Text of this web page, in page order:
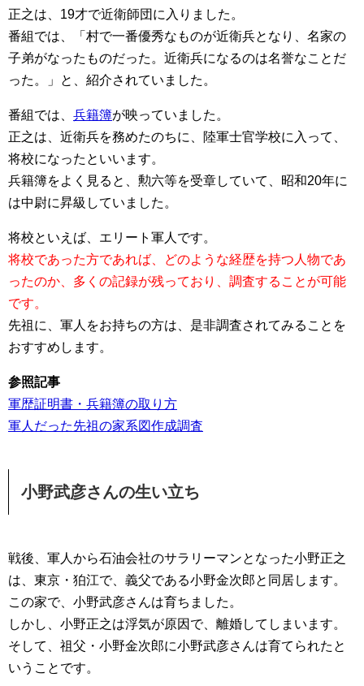
正之は、19才で近衛師団に入りました。
番組では、「村で一番優秀なものが近衛兵となり、名家の
子弟がなったものだった。近衛兵になるのは名誉なことだ
った。」と、紹介されていました。
番組では、 兵籍簿が映っていました。
正之は、近衛兵を務めたのちに、陸軍士官学校に入って、
将校になったといいます。
兵籍簿をよく見ると、勲六等を受章していて、昭和20年に
は中尉に昇級していました。
将校といえば、エリート軍人です。
将校であった方であれば、どのような経歴を持つ人物であ
ったのか、多くの記録が残っており、調査することが可能
です。
先祖に、軍人をお持ちの方は、是非調査されてみることを
おすすめします。
参照記事
軍歴証明書・兵籍簿の取り方
軍人だった先祖の家系図作成調査
小野武彦さんの生い立ち
戦後、軍人から石油会社のサラリーマンとなった小野正之
は、東京・狛江で、義父である小野金次郎と同居します。
この家で、小野武彦さんは育ちました。
しかし、小野正之は浮気が原因で、離婚してしまいます。
そして、祖父・小野金次郎に小野武彦さんは育てられたと
いうことです。